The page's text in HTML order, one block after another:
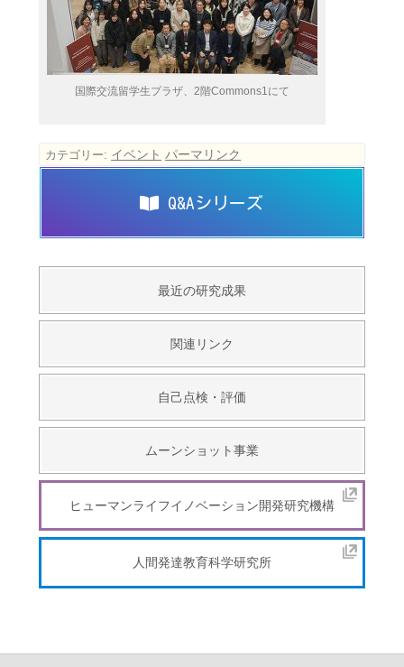
国際交流留学生プラザ、2階Commons1にて
カテゴリー: イベント パーマリンク
Q&Aシリーズ